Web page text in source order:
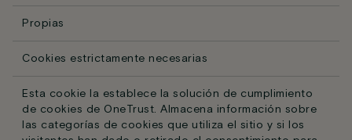
Propias
Cookies estrictamente necesarias
Esta cookie la establece la solución de cumplimiento
de cookies de OneTrust. Almacena información sobre
las categorías de cookies que utiliza el sitio y si los